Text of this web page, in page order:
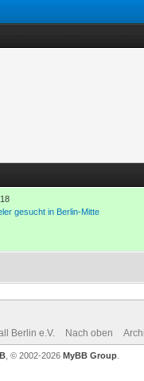
gesucht in Berlin-Mitte
Berlin e.V. Nach oben
, © 2002-2026 MyBB Group